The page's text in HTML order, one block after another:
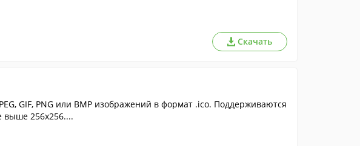
Скачать
GIF, PNG или BMP изображений в формат .ico. Поддерживаются
выше 256х256....